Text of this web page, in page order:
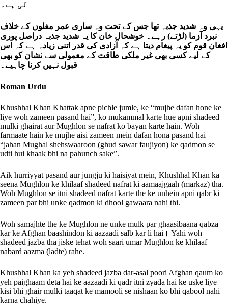
یہی وہ شدید جذبہ تھا جس کے تحت وہ ساری عمر مغلوں کے خلاف
نبرد آزما (لڑتے) رہے۔ خوشحال خان کا یہ شدید جذبہ دراصل پوری
افغان قوم کو یہ پیغام دیتا ہے کہ آزادی کی قدر اتنی زیادہ ہے کہ اس
کے لیے کسی بھی غیر ملکی طاقت کے معمولی سے نشان کو بھی
قبول نہیں کرنا چاہیے۔
Roman Urdu
Khushhal Khan Khattak apne pichle jumle, ke “mujhe dafan hone ke
liye woh zameen pasand hai”, ko mukammal karte hue apni shadeed
mulki ghairat aur Mughlon se nafrat ko bayan karte hain. Woh
farmaate hain ke mujhe aisi zameen mein dafan hona pasand hai
“jahan Mughal shehswaaroon (ghud sawar faujiyon) ke qadmon se
udti hui khaak bhi na pahunch sake”.
Aik hurriyyat pasand aur jungju ki haisiyat mein, Khushhal Khan ka
seena Mughlon ke khilaaf shadeed nafrat ki aamaajgaah (markaz) tha.
Woh Mughlon se itni shadeed nafrat karte the ke unhein apni qabr ki
zameen par bhi unke qadmon ki dhool gawaara nahi thi.
Woh samajhte the ke Mughlon ne unke mulk par ghaasibaana qabza
kar ke Afghan baashindon ki aazaadi salb kar li hai। Yahi woh
shadeed jazba tha jiske tehat woh saari umar Mughlon ke khilaaf
nabard aazma (ladte) rahe.
Khushhal Khan ka yeh shadeed jazba dar-asal poori Afghan qaum ko
yeh paighaam deta hai ke aazaadi ki qadr itni zyada hai ke uske liye
kisi bhi ghair mulki taaqat ke mamooli se nishaan ko bhi qabool nahi
karna chahiye.